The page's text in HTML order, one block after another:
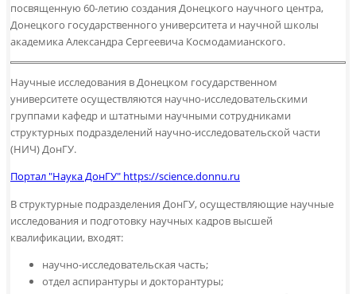
посвященную 60-летию создания Донецкого научного центра,
Донецкого государственного университета и научной школы
академика Александра Сергеевича Космодамианского.
Научные исследования в Донецком государственном
университете осуществляются научно-исследовательскими
группами кафедр и штатными научными сотрудниками
структурных подразделений научно-исследовательской части
(НИЧ) ДонГУ.
Портал "Наука ДонГУ" https://science.donnu.ru
В структурные подразделения ДонГУ, осуществляющие научные
исследования и подготовку научных кадров высшей
квалификации, входят:
научно-исследовательская часть;
отдел аспирантуры и докторантуры;